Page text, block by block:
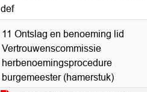
def
11 Ontslag en benoeming lid
Vertrouwenscommissie
herbenoemingsprocedure
burgemeester (hamerstuk)